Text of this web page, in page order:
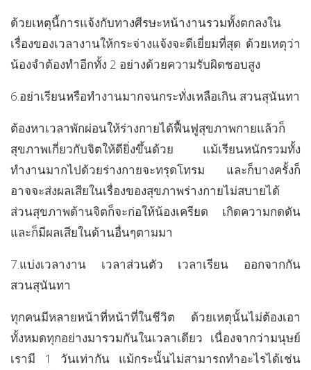
ด้วยเหตุนี้การแจ้งกับทางศีรษะหน้างานรวมทั้งตกลงใน
เรื่องของเวลางานให้กระจ่างแจ้งจะดีเยี่ยมที่สุด ด้วยเหตุว่า
น้องจำต้องทำอีกทั้ง 2 อย่างด้วยความรับผิดชอบสูง
6.อย่าเรียนหรือทำงานมากจนกระทั่งเหลือเกิน สวนสุนันทา
ต้องหาเวลาพักผ่อนให้ร่างกายได้ฟื้นฟูสุขภาพกายแล้วก็
สุขภาพเกี่ยวกับจิตให้ดียิ่งขึ้นด้วย แม้เรียนหนักรวมทั้ง
ทำงานมากไปด้วยร่างกายจะทรุดโทรม และก็บางครั้งก็
อาจจะส่งผลเสียในเรื่องของสุขภาพร่างกายไม่สบายได้
ส่วนสุขภาพด้านจิตก็จะก่อให้น้องเครียด เกิดความกดดัน
และก็มีผลเสียในด้านอื่นๆตามมา
7.แบ่งเวลางาน เวลาส่วนตัว เวลาเรียน ออกจากกัน
สวนสุนันทา
ทุกคนมีหลายหน้าที่หน้าที่ในชีวิต ด้วยเหตุนั้นไม่ต้องเอา
ทั้งหมดทุกอย่างมารวมกันในเวลาเดียว เนื่องจากว่ามนุษย์
เรามี 1 วันเท่ากัน แม้กระนั้นไม่สามารถทำอะไรได้เช่น